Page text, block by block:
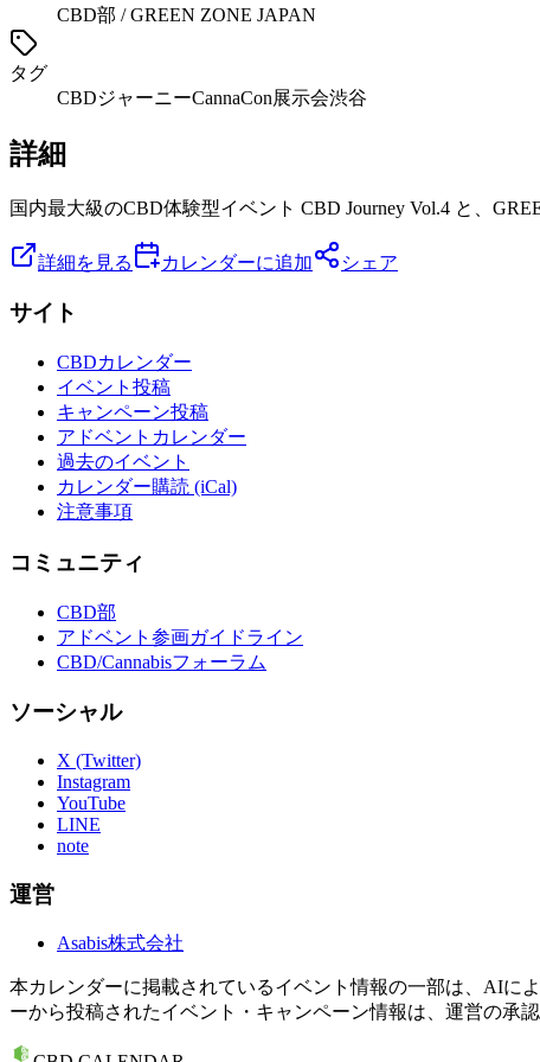
CBD部 / GREEN ZONE JAPAN
タグ
CBDジャーニーCannaCon展示会渋谷
詳細
国内最大級のCBD体験型イベント CBD Journey Vol.4 と、
詳細を見る カレンダーに追加 シェア
サイト
CBDカレンダー
イベント投稿
キャンペーン投稿
アドベントカレンダー
過去のイベント
カレンダー購読 (iCal)
注意事項
コミュニティ
CBD部
アドベント参画ガイドライン
CBD/Cannabisフォーラム
ソーシャル
X (Twitter)
Instagram
YouTube
LINE
note
運営
Asabis株式会社
本カレンダーに掲載されているイベント情報の一部は、AIに
ーから投稿されたイベント・キャンペーン情報は、運営の承